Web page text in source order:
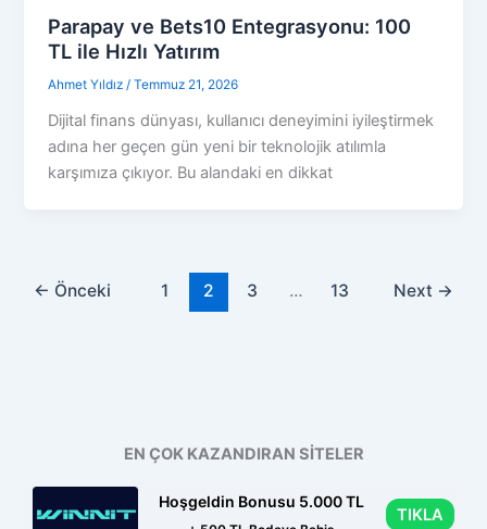
Parapay ve Bets10 Entegrasyonu: 100
TL ile Hızlı Yatırım
Ahmet Yıldız/Temmuz 21, 2026
Dijital finans dünyası, kullanıcı deneyimini iyileştirmek
adına her geçen gün yeni bir teknolojik atılımla
karşımıza çıkıyor. Bu alandaki en dikkat
← Önceki 1 2 3 … 13 Next →
EN ÇOK KAZANDIRAN SİTELER
Hoşgeldin Bonusu 5.000 TL
TIKLA